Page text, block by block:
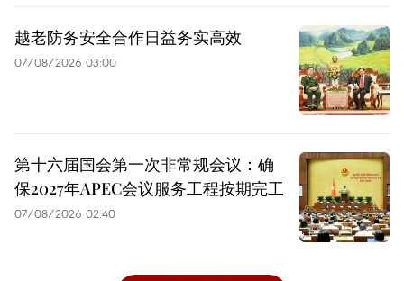
越老防务安全合作日益务实高效
07/08/2026 03:00
第十六届国会第一次非常规会议：确
保2027年APEC会议服务工程按期完工
07/08/2026 02:40